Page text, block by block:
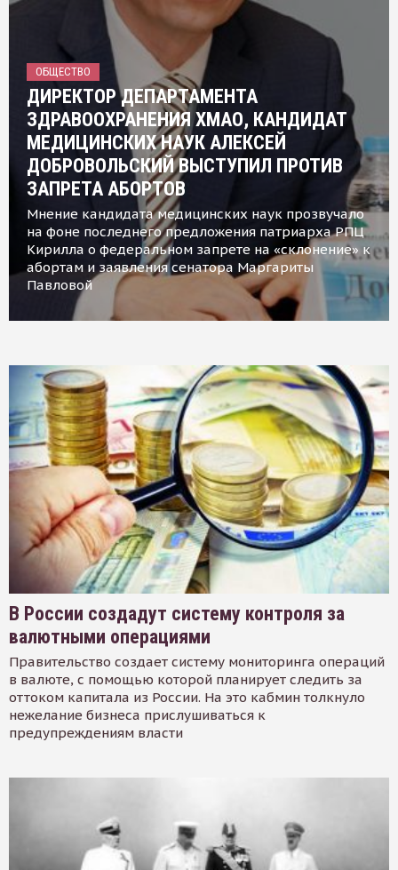
ОБЩЕСТВО
ДИРЕКТОР ДЕПАРТАМЕНТА
ЗДРАВООХРАНЕНИЯ ХМАО, КАНДИДАТ
МЕДИЦИНСКИХ НАУК АЛЕКСЕЙ
ДОБРОВОЛЬСКИЙ ВЫСТУПИЛ ПРОТИВ
ЗАПРЕТА АБОРТОВ
Мнение кандидата медицинских наук прозвучало
на фоне последнего предложения патриарха РПЦ
Кирилла о федеральном запрете на «склонение» к
абортам и заявления сенатора Маргариты
Павловой
В России создадут систему контроля за
валютными операциями
Правительство создает систему мониторинга операций
в валюте, с помощью которой планирует следить за
оттоком капитала из России. На это кабмин толкнуло
нежелание бизнеса прислушиваться к
предупреждениям власти